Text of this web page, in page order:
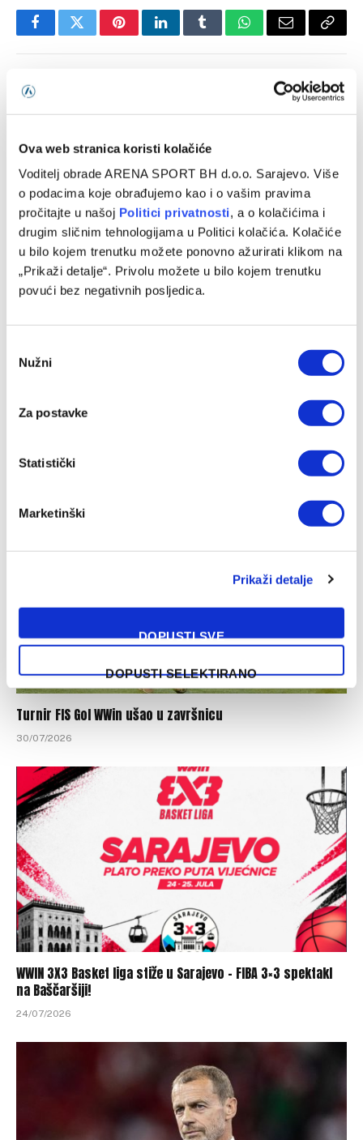
Ova web stranica koristi kolačiće
Voditelj obrade ARENA SPORT BH d.o.o. Sarajevo. Više
o podacima koje obrađujemo kao i o vašim pravima
pročitajte u našoj Politici privatnosti, a o kolačićima i
drugim sličnim tehnologijama u Politici kolačića. Kolačiće
u bilo kojem trenutku možete ponovno ažurirati klikom na
„Prikaži detalje“. Privolu možete u bilo kojem trenutku
povući bez negativnih posljedica.
Selection
Nužni
Za postavke
Statistički
Marketinški
Prikaži detalje
DOPUSTI SVE
DOPUSTI SELEKTIRANO
FacebookTwitterPinterestLinkedInTumblrWhatsApp
Email Copy
Bivši fudbaler Slobode i
SLJEDEĆI ČLANAK
Željezničar počeo s prodajom
od 70 do 2.000 KM
SLIČNE OBJAVE
Potvrdio NSBiH: Bordo tim će ugostiti Radnik u Mostaru
Turnir FIS Gol WWin ušao u završnicu
30/07/2026
WWIN 3X3 Basket liga stiže u Sarajevo – FIBA 3×3 spektakl
na Baščaršiji!
24/07/2026